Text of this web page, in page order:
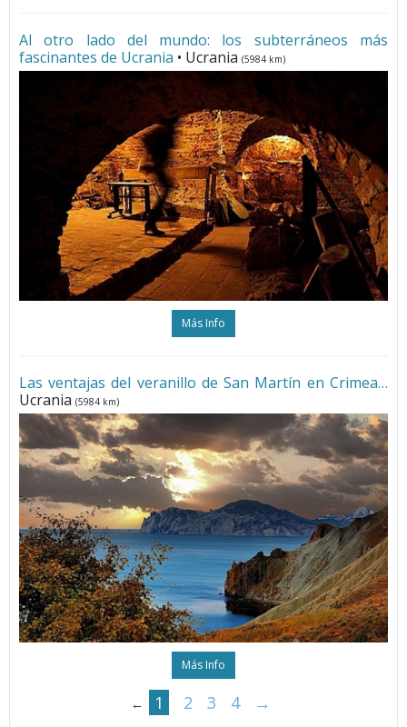
Al otro lado del mundo: los subterráneos más
fascinantes de Ucrania • Ucrania (5984 km)
Más Info
Las ventajas del veranillo de San Martín en Crimea•
Ucrania (5984 km)
Más Info
← 1 2 3 4 →